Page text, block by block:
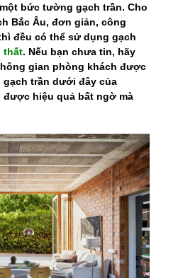
bức tường gạch trần. Cho
Bắc Âu, đơn giản, công
đều có thể sử dụng gạch
thất. Nếu bạn chưa tin, hãy
gian phòng khách được
trần dưới đây của
được hiệu quả bất ngờ mà